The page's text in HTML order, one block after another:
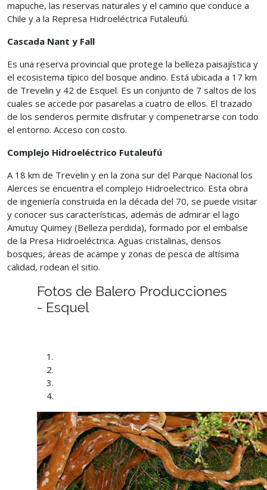
mapuche, las reservas naturales y el camino que conduce a
Chile y a la Represa Hidroeléctrica Futaleufú.
Cascada Nant y Fall
Es una reserva provincial que protege la belleza paisajística y
el ecosistema típico del bosque andino. Está ubicada a 17 km
de Trevelin y 42 de Esquel. Es un conjunto de 7 saltos de los
cuales se accede por pasarelas a cuatro de ellos. El trazado
de los senderos permite disfrutar y compenetrarse con todo
el entorno. Acceso con costo.
Complejo Hidroeléctrico Futaleufú
A 18 km de Trevelin y en la zona sur del Parque Nacional los
Alerces se encuentra el complejo Hidroelectrico. Esta obra
de ingeniería construida en la década del 70, se puede visitar
y conocer sus características, además de admirar el lago
Amutuy Quimey (Belleza perdida), formado por el embalse
de la Presa Hidroeléctrica. Aguas cristalinas, densos
bosques, áreas de acampe y zonas de pesca de altísima
calidad, rodean el sitio.
Fotos de Balero Producciones
- Esquel